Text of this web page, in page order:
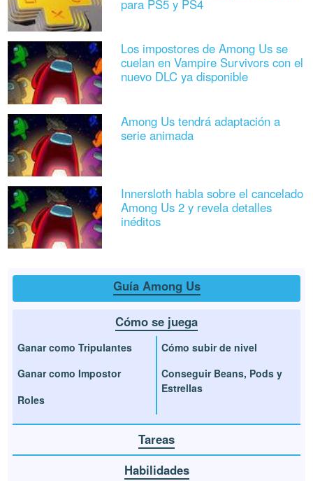
para PS5 y PS4
Los impostores de Among Us se
cuelan en Vampire Survivors con el
nuevo DLC ya disponible
Among Us tendrá adaptación a
serie animada
Innersloth habla sobre el cancelado
Among Us 2 y revela detalles
inéditos
Guía Among Us
Cómo se juega
Ganar como Tripulantes
Ganar como Impostor
Roles
Cómo subir de nivel
Conseguir Beans, Pods y
Estrellas
Tareas
Habilidades